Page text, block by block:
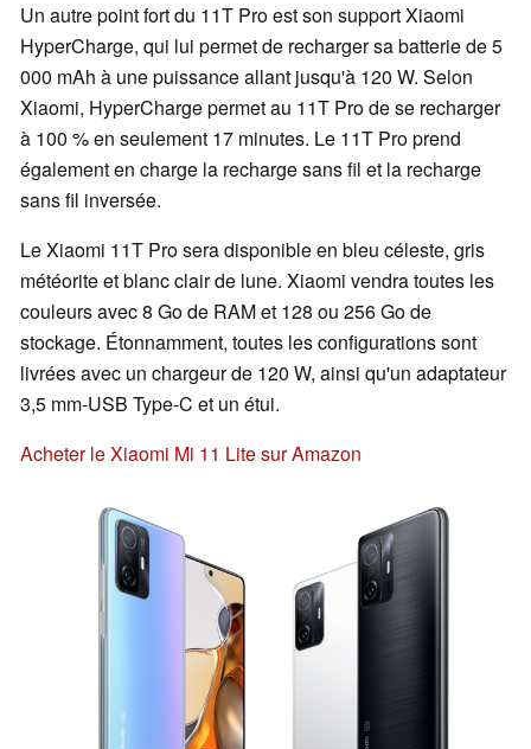
Un autre point fort du 11T Pro est son support Xiaomi
HyperCharge, qui lui permet de recharger sa batterie de 5
000 mAh à une puissance allant jusqu'à 120 W. Selon
Xiaomi, HyperCharge permet au 11T Pro de se recharger
à 100 % en seulement 17 minutes. Le 11T Pro prend
également en charge la recharge sans fil et la recharge
sans fil inversée.
Le Xiaomi 11T Pro sera disponible en bleu céleste, gris
météorite et blanc clair de lune. Xiaomi vendra toutes les
couleurs avec 8 Go de RAM et 128 ou 256 Go de
stockage. Étonnamment, toutes les configurations sont
livrées avec un chargeur de 120 W, ainsi qu'un adaptateur
3,5 mm-USB Type-C et un étui.
Acheter le Xiaomi Mi 11 Lite sur Amazon